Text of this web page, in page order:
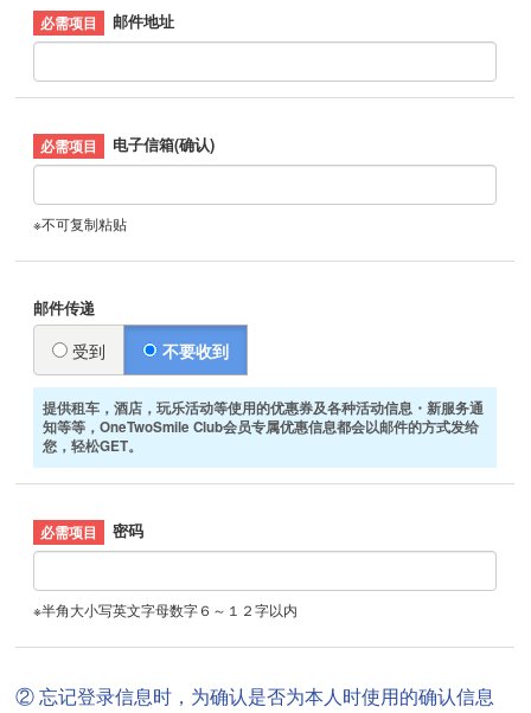
邮件地址
电子信箱(确认)
※不可复制粘贴
邮件传递
受到 不要收到
提供租车，酒店，玩乐活动等使用的优惠券及各种活动信息・新服务通
知等等，OneTwoSmile Club会员专属优惠信息都会以邮件的方式发给
您，轻松GET。
密码
※半角大小写英文字母数字６～１２字以内
② 忘记登录信息时，为确认是否为本人时使用的确认信息